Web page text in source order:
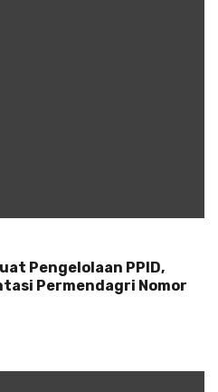
Pengelolaan PPID,
Permendagri Nomor